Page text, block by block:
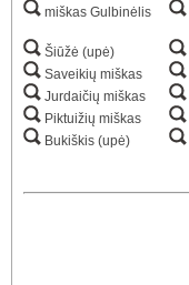
miškas Gulbinėlis
Šiūžė (upė)
Saveikių miškas
Jurdaičių miškas
Piktuižių miškas
Bukiškis (upė)